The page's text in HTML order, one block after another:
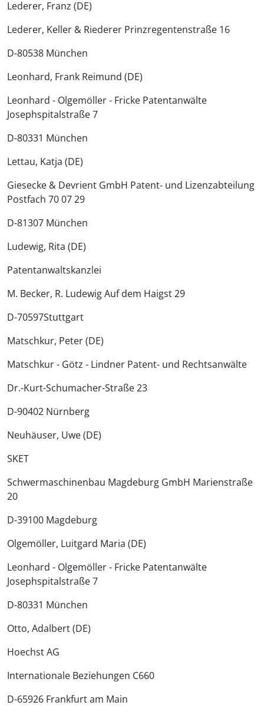
Lederer, Franz (DE)
Lederer, Keller & Riederer Prinzregentenstraße 16
D-80538 München
Leonhard, Frank Reimund (DE)
Leonhard - Olgemöller - Fricke Patentanwälte
Josephspitalstraße 7
D-80331 München
Lettau, Katja (DE)
Giesecke & Devrient GmbH Patent- und Lizenzabteilung
Postfach 70 07 29
D-81307 München
Ludewig, Rita (DE)
Patentanwalts­kanzlei
M. Becker, R. Ludewig Auf dem Haigst 29
D-70597Stuttgart
Matschkur, Peter (DE)
Matschkur - Götz - Lindner Patent- und Rechtsanwälte
Dr.-Kurt-Schumacher-Straße 23
D-90402 Nürnberg
Neuhäuser, Uwe (DE)
SKET
Schwermaschinenbau Magdeburg GmbH Marienstraße
20
D-39100 Magdeburg
Olgemöller, Luitgard Maria (DE)
Leonhard - Olgemöller - Fricke Patentanwälte
Josephspitalstraße 7
D-80331 München
Otto, Adalbert (DE)
Hoechst AG
Internationale Beziehungen C660
D-65926 Frankfurt am Main